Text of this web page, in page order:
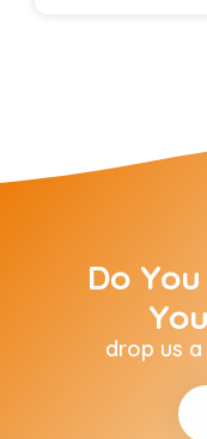
Do
drop us